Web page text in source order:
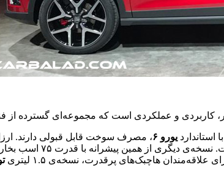
کاربردی و عملکردی است که مجموعه‌ای گسترده از
یورو ۶